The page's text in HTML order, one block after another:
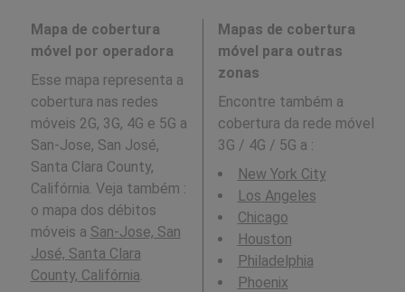
Mapa de cobertura
móvel por operadora
Esse mapa representa a
cobertura nas redes
móveis 2G, 3G, 4G e 5G a
San-Jose, San José,
Santa Clara County,
Califórnia. Veja também :
o mapa dos débitos
móveis a San-Jose, San
José, Santa Clara
County, Califórnia
Mapas de cobertura
móvel para outras
zonas
Encontre também a
cobertura da rede móvel
3G / 4G / 5G a :
New York City
Los Angeles
Chicago
Houston
Philadelphia
Phoenix